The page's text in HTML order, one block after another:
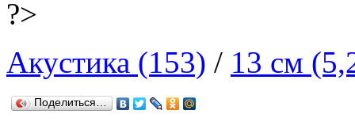
?>
Акустика (153) / 13 см
Поделиться…